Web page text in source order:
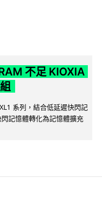
不足 KIOXIA
系列，結合低延遲快閃記
記憶體轉化為記憶體擴充